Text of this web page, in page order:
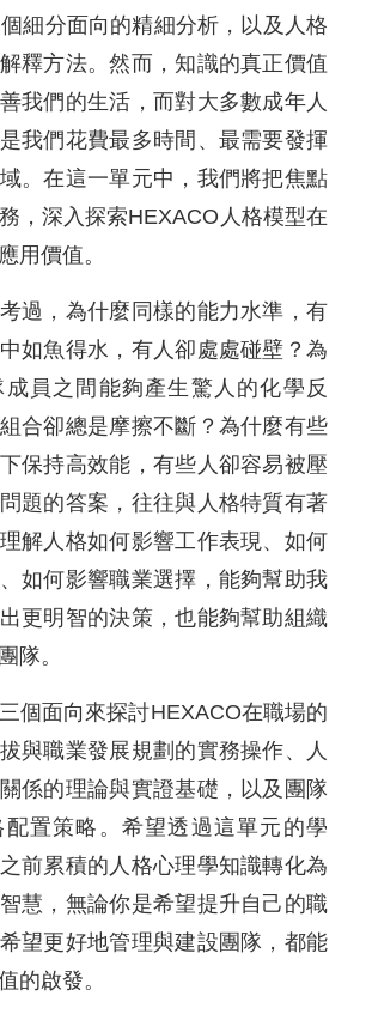
細分面向的精細分析，以及人格
釋方法。然而，知識的真正價值
我們的生活，而對大多數成年人
我們花費最多時間、最需要發揮
。在這一單元中，我們將把焦點
，深入探索HEXACO人格模型在
用價值。
過，為什麼同樣的能力水準，有
如魚得水，有人卻處處碰壁？為
員之間能夠產生驚人的化學反
合卻總是摩擦不斷？為什麼有些
保持高效能，有些人卻容易被壓
題的答案，往往與人格特質有著
解人格如何影響工作表現、如何
如何影響職業選擇，能夠幫助我
更明智的決策，也能夠幫助組織
隊。
個面向來探討HEXACO在職場的
與職業發展規劃的實務操作、人
係的理論與實證基礎，以及團隊
置策略。希望透過這單元的學
前累積的人格心理學知識轉化為
慧，無論你是希望提升自己的職
望更好地管理與建設團隊，都能
的啟發。